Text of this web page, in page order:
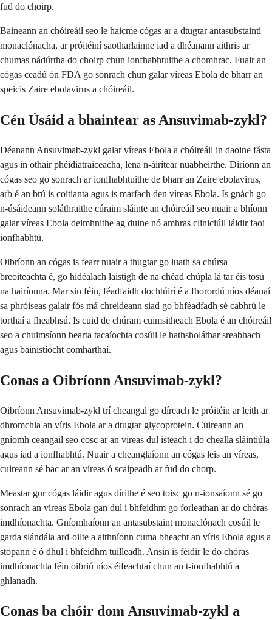
fud do choirp.
Baineann an chóireáil seo le haicme cógas ar a dtugtar antasubstaintí
monaclónacha, ar próitéiní saotharlainne iad a dhéanann aithris ar
chumas nádúrtha do choirp chun ionfhabhtuithe a chomhrac. Fuair an
cógas ceadú ón FDA go sonrach chun galar víreas Ebola de bharr an
speicis Zaire ebolavirus a chóireáil.
Cén Úsáid a bhaintear as Ansuvimab-zykl?
Déanann Ansuvimab-zykl galar víreas Ebola a chóireáil in daoine fásta
agus in othair phéidiatraiceacha, lena n-áirítear nuabheirthe. Díríonn an
cógas seo go sonrach ar ionfhabhtuithe de bharr an Zaire ebolavirus,
arb é an brú is coitianta agus is marfach den víreas Ebola. Is gnách go
n-úsáideann soláthraithe cúraim sláinte an chóireáil seo nuair a bhíonn
galar víreas Ebola deimhnithe ag duine nó amhras cliniciúil láidir faoi
ionfhabhtú.
Oibríonn an cógas is fearr nuair a thugtar go luath sa chúrsa
breoiteachta é, go hidéalach laistigh de na chéad chúpla lá tar éis tosú
na hairíonna. Mar sin féin, féadfaidh dochtúirí é a fhorordú níos déanaí
sa phróiseas galair fós má chreideann siad go bhféadfadh sé cabhrú le
torthaí a fheabhsú. Is cuid de chúram cuimsitheach Ebola é an chóireáil
seo a chuimsíonn bearta tacaíochta cosúil le hathsholáthar sreabhach
agus bainistíocht comharthaí.
Conas a Oibríonn Ansuvimab-zykl?
Oibríonn Ansuvimab-zykl trí cheangal go díreach le próitéin ar leith ar
dhromchla an víris Ebola ar a dtugtar glycoprotein. Cuireann an
gníomh ceangail seo cosc ar an víreas dul isteach i do chealla sláintiúla
agus iad a ionfhabhtú. Nuair a cheanglaíonn an cógas leis an víreas,
cuireann sé bac ar an víreas ó scaipeadh ar fud do chorp.
Meastar gur cógas láidir agus dírithe é seo toisc go n-ionsaíonn sé go
sonrach an víreas Ebola gan dul i bhfeidhm go forleathan ar do chóras
imdhíonachta. Gníomhaíonn an antasubstaint monaclónach cosúil le
garda slándála ard-oilte a aithníonn cuma bheacht an víris Ebola agus a
stopann é ó dhul i bhfeidhm tuilleadh. Ansin is féidir le do chóras
imdhíonachta féin oibriú níos éifeachtaí chun an t-ionfhabhtú a
ghlanadh.
Conas ba chóir dom Ansuvimab-zykl a